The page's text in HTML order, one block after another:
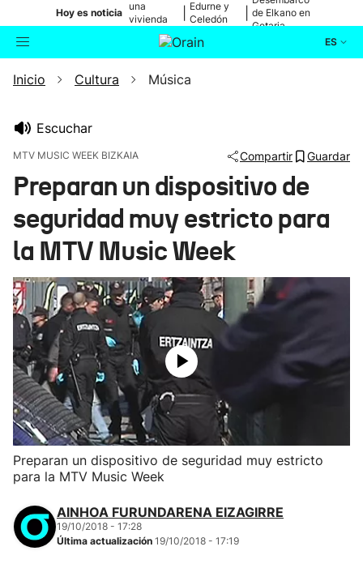
Hoy es noticia
una
vivienda
de Bilbao
Edurne y
Celedón
de Elkano en
Getaria
ES
Buscador Actualidad
Ikusmiran
Eguraldia
Inicio Cultura Música
Escuchar
MTV MUSIC WEEK BIZKAIA Compartir Guardar
Preparan un dispositivo de
seguridad muy estricto para
la MTV Music Week
Preparan un dispositivo de seguridad muy estricto
para la MTV Music Week
AINHOA FURUNDARENA EIZAGIRRE
19/10/2018 - 17:28
Última actualización 19/10/2018 - 17:19